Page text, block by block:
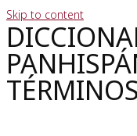
Skip to content